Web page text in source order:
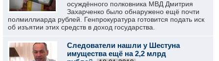
осуждённого полковника МВД Дмитрия
Захарченко было обнаружено ещё почти
полмиллиарда рублей. Генпрокуратура готовится подать иск
об изъятии этих средств в доход государства.
Следователи нашли у Шестуна
имущества ещё на 2,2 млрд